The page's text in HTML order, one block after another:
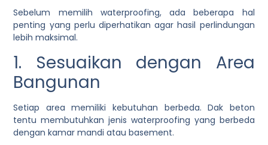
Sebelum memilih waterproofing, ada beberapa hal
penting yang perlu diperhatikan agar hasil perlindungan
lebih maksimal.
1. Sesuaikan dengan Area
Bangunan
Setiap area memiliki kebutuhan berbeda. Dak beton
tentu membutuhkan jenis waterproofing yang berbeda
dengan kamar mandi atau basement.